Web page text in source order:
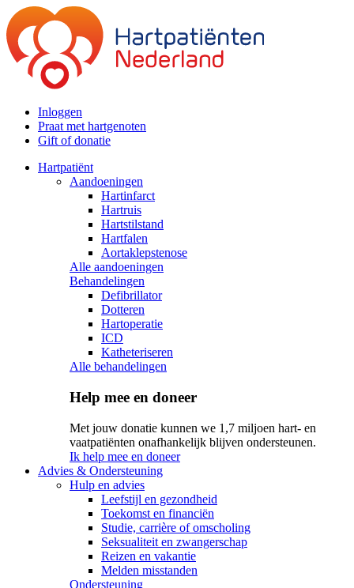
Inloggen
Praat met hartgenoten
Gift of donatie
Hartpatiënt
Aandoeningen
Hartinfarct
Hartruis
Hartstilstand
Hartfalen
Aortaklepstenose
Alle aandoeningen
Behandelingen
Defibrillator
Dotteren
Hartoperatie
ICD
Katheteriseren
Alle behandelingen
Help mee en doneer
Met jouw donatie kunnen we 1,7 miljoen hart- en
vaatpatiënten onafhankelijk blijven ondersteunen.
Ik help mee en doneer
Advies & Ondersteuning
Hulp en advies
Leefstijl en gezondheid
Toekomst en financiën
Studie, carrière of omscholing
Seksualiteit en zwangerschap
Reizen en vakantie
Melden misstanden
Ondersteuning